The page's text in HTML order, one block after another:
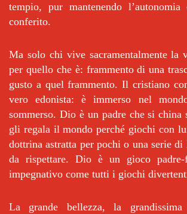
tempio, pur mantenendo
conferito.
Ma solo chi vive sacramentalmente la
per quello che è: frammento di una
gusto a quel frammento. Il cristiano
vero edonista: è immerso nel
sommerso. Dio è un padre che si china
gli regala il mondo perché giochi con
dottrina astratta per pochi o una serie
da rispettare. Dio è un gioco
impegnativo come tutti i giochi
La grande bellezza, la